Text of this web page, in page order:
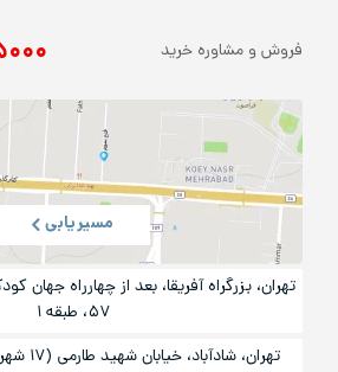
فروش و مشاوره خرید
مسیریابی
تهران، بزرگراه آفریقا، بعد از چهارراه جهان
۵۷، طبقه ۱
تهران،